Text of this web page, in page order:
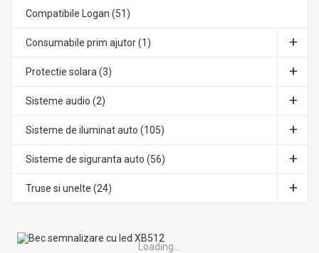
Compatibile Logan (51)
Consumabile prim ajutor (1)
Protectie solara (3)
Sisteme audio (2)
Sisteme de iluminat auto (105)
Sisteme de siguranta auto (56)
Truse si unelte (24)
Loading...